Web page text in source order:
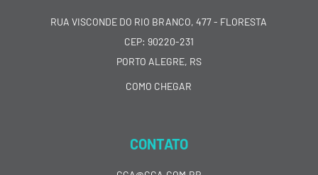
RUA VISCONDE DO RIO BRANCO, 477 - FLORESTA
CEP: 90220-231
PORTO ALEGRE, RS
COMO CHEGAR
CONTATO